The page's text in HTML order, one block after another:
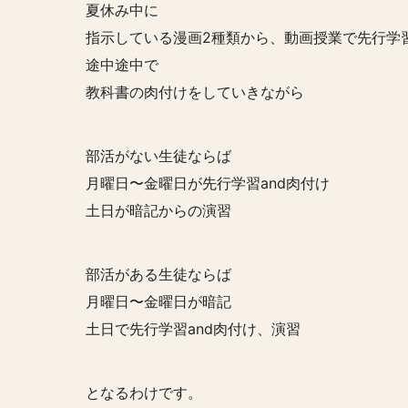
夏休み中に
指示している漫画2種類から、動画授業で先行学
途中途中で
教科書の肉付けをしていきながら
部活がない生徒ならば
月曜日〜金曜日が先行学習and肉付け
土日が暗記からの演習
部活がある生徒ならば
月曜日〜金曜日が暗記
土日で先行学習and肉付け、演習
となるわけです。